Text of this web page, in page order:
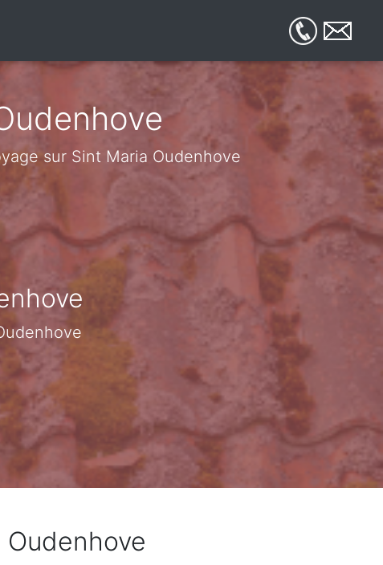
sur Sint Maria Oudenhove